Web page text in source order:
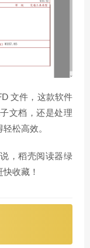
文件，这款软件
文档，还是处理
松高效。
，稻壳阅读器绿
收藏！